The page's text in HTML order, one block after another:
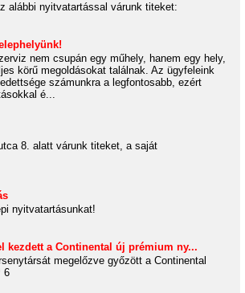
alábbi nyitvatartással várunk titeket:
nem csupán egy műhely, hanem egy hely,
körű megoldásokat találnak. Az ügyfeleink
számunkra a legfontosabb, ezért
é...
8. alatt várunk titeket, a saját
nyitvatartásunkat!
kezdett a Continental új prémium ny...
megelőzve győzött a Continental
6